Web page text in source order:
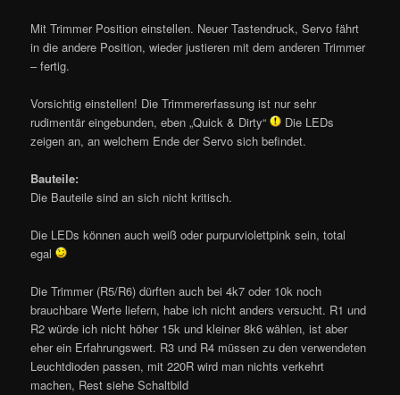
Mit Trimmer Position einstellen. Neuer Tastendruck, Servo fährt
in die andere Position, wieder justieren mit dem anderen Trimmer
– fertig.
Vorsichtig einstellen! Die Trimmererfassung ist nur sehr
rudimentär eingebunden, eben „Quick & Dirty“
Die LEDs
zeigen an, an welchem Ende der Servo sich befindet.
Bauteile:
Die Bauteile sind an sich nicht kritisch.
Die LEDs können auch weiß oder purpurviolettpink sein, total
egal
Die Trimmer (R5/R6) dürften auch bei 4k7 oder 10k noch
brauchbare Werte liefern, habe ich nicht anders versucht. R1 und
R2 würde ich nicht höher 15k und kleiner 8k6 wählen, ist aber
eher ein Erfahrungswert. R3 und R4 müssen zu den verwendeten
Leuchtdioden passen, mit 220R wird man nichts verkehrt
machen, Rest siehe Schaltbild